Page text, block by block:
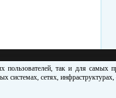
так и для самых
системах, сетях,